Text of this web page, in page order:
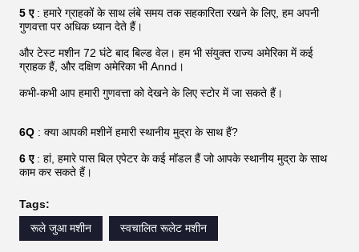
5 ए: हमारे ग्राहकों के साथ लंबे समय तक सहकारिता रखने के लिए, हम अपनी
गुणवत्ता पर अधिक ध्यान देते हैं।
और टेस्ट मशीन 72 घंटे बाद बिल्ड वेल। हम भी संयुक्त राज्य अमेरिका में कई
ग्राहक हैं, और दक्षिण अमेरिका भी Annd।
कभी-कभी आप हमारी गुणवत्ता को देखने के लिए स्टोर में जा सकते हैं।
6Q : क्या आपकी मशीनें हमारी स्थानीय मुद्रा के साथ हैं?
6 ए: हां, हमारे पास बिल एपेटर के कई मॉडल हैं जो आपके स्थानीय मुद्रा के साथ
काम कर सकते हैं।
Tags:
रूले जुआ मशीन
स्वचालित रूलेट मशीन